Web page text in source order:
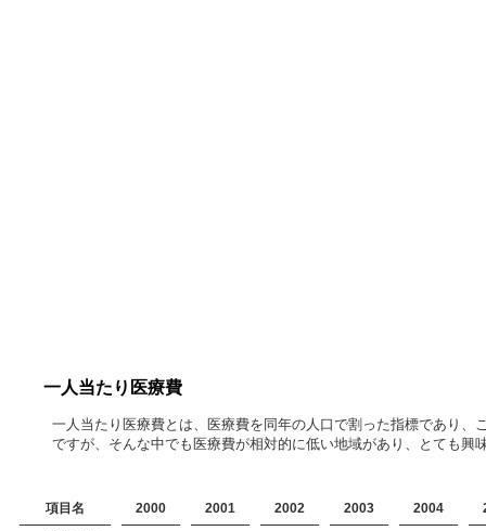
一人当たり医療費
一人当たり医療費とは、医療費を同年の人口で割った指標であり
ですが、そんな中でも医療費が相対的に低い地域があり、とても
項目名 2000 2001 2002 2003 2004